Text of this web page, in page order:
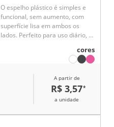
O espelho plástico é simples e
funcional, sem aumento, com
superfície lisa em ambos os
lados. Perfeito para uso diário, é
cores
A partir de
R$ 3,57*
a unidade